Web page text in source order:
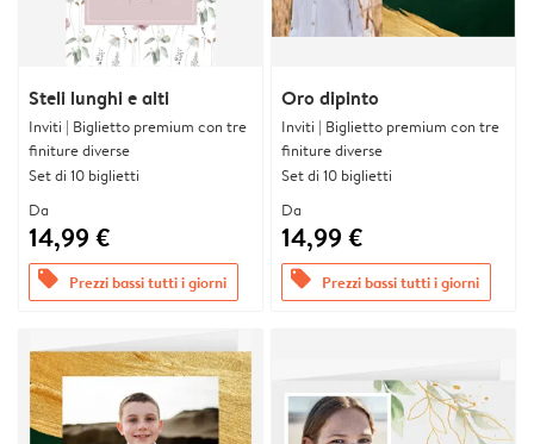
Steli lunghi e alti
Inviti | Biglietto premium con tre
finiture diverse
Set di 10 biglietti
Da
14,99 €
offers Prezzi bassi tutti i giorni
Oro dipinto
Inviti | Biglietto premium con tre
finiture diverse
Set di 10 biglietti
Da
14,99 €
offers Prezzi bassi tutti i giorni